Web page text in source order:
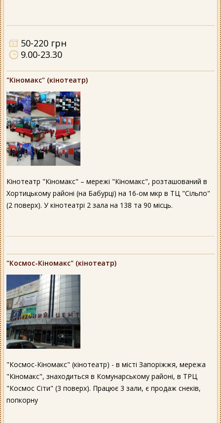
50-220 грн
9.00-23.30
"Кіномакс" (кінотеатр)
Кінотеатр "Кіномакс" – мережі "Кіномакс", розташований в
Хортицькому районі (на Бабурці) на 16-ом мкр в ТЦ "Сільпо"
(2 поверх). У кінотеатрі 2 зала на 138 та 90 місць.
"Космос-Кіномакс" (кінотеатр)
"Космос-Кіномакс" (кінотеатр) - в місті Запоріжжя, мережа
"Кіномакс", знаходиться в Комунарському районі, в ТРЦ
"Космос Сіти" (3 поверх). Працює 3 зали, є продаж снеків,
попкорну